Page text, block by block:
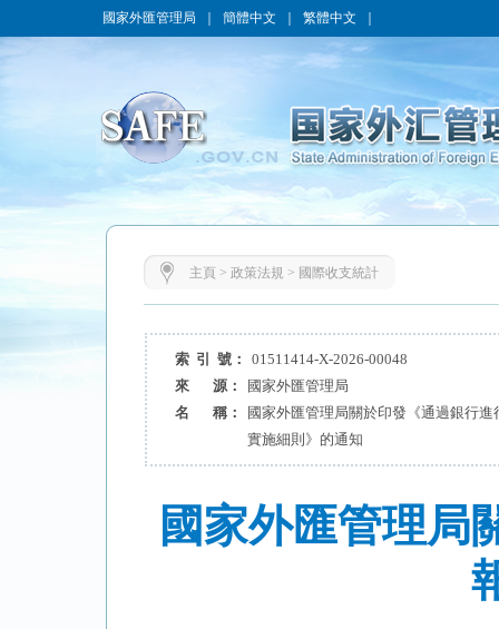
國家外匯管理局 簡體中文 繁體中文
主頁 > 政策法規 > 國際收支統計
索 引 號：
01511414-X-2026-00048
來 源：
國家外匯管理局
名 稱：
國家外匯管理局關於印發《通過銀行
實施細則》的通知
國家外匯管理局